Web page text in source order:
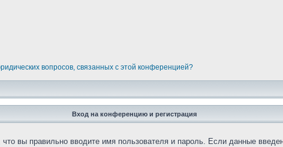
вопросов, связанных с этой конференцией?
Вход на конференцию и регистрация
вы правильно вводите имя пользователя и пароль. Если данные